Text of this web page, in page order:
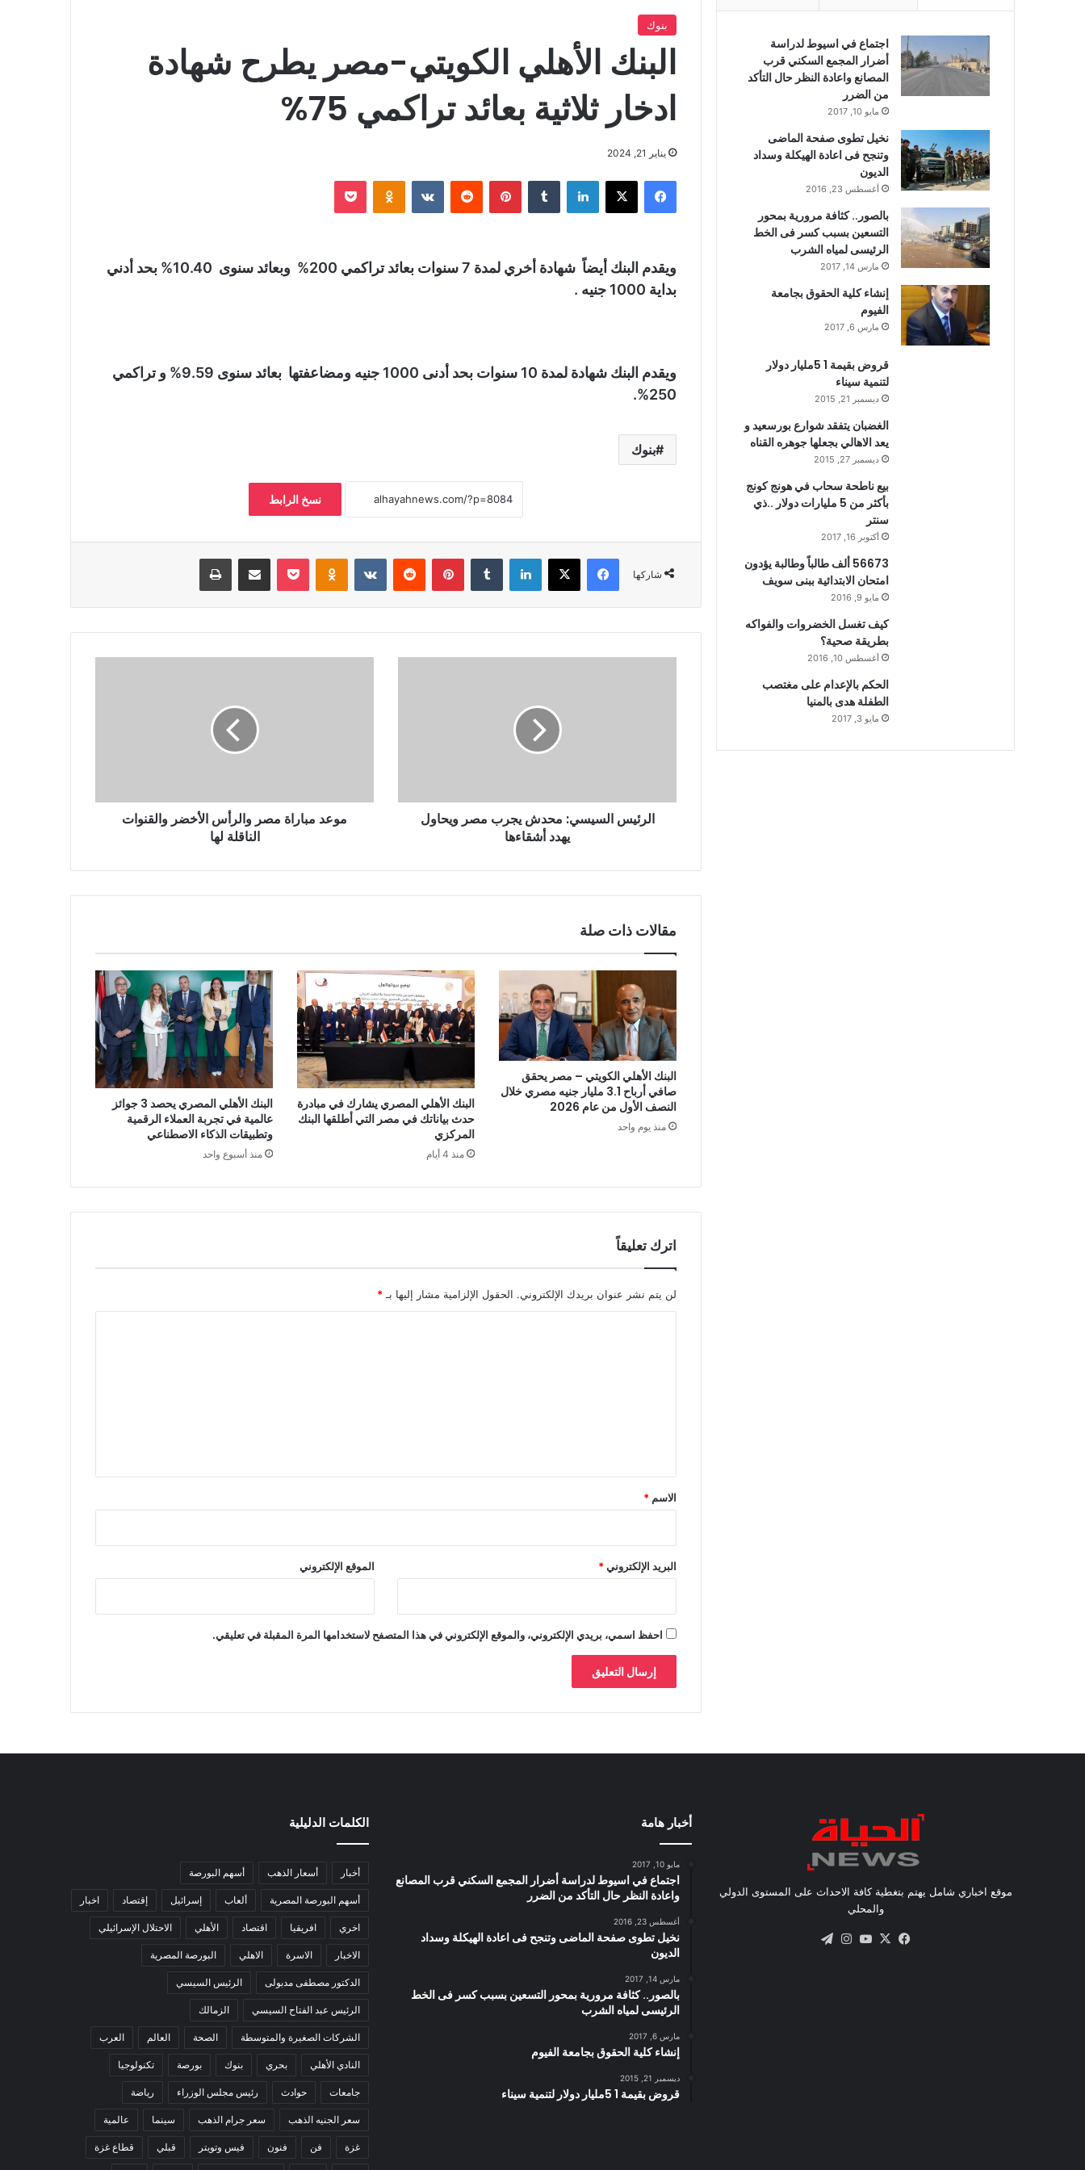
بنوك
البنك الأهلي الكويتي-مصر يطرح شهادة
ادخار ثلاثية بعائد تراكمي 75%
يناير 21, 2024
فيسبوك لينكدإن بينتيريست
ويقدم البنك أيضاً شهادة أخري لمدة 7 سنوات بعائد تراكمي 200% وبعائد سنوى 10.40% بحد أدني
بداية 1000 جنيه .
ويقدم البنك شهادة لمدة 10 سنوات بحد أدنى 1000 جنيه ومضاعفتها بعائد سنوى 9.59% و تراكمي
250%.
بنوك
نسخ الرابط
شاركها
فيسبوك لينكدإن بينتيريست بوكيت
الرئيس السيسي: محدش يجرب مصر ويحاول
يهدد أشقاءها
موعد مباراة مصر والرأس الأخضر والقنوات
الناقلة لها
مقالات ذات صلة
البنك الأهلي الكويتي – مصر يحقق
صافي أرباح 3.1 مليار جنيه مصري خلال
النصف الأول من عام 2026
منذ يوم واحد
البنك الأهلي المصري يشارك في مبادرة
حدث بياناتك في مصر التي أطلقها البنك
المركزي
منذ 4 أيام
البنك الأهلي المصري يحصد 3 جوائز
عالمية في تجربة العملاء الرقمية
وتطبيقات الذكاء الاصطناعي
منذ أسبوع واحد
اترك تعليقاً
لن يتم نشر عنوان بريدك الإلكتروني. الحقول الإلزامية مشار إليها بـ *
*
الاسم *
البريد الإلكتروني* الموقع الإلكتروني
احفظ اسمي، بريدي الإلكتروني، والموقع الإلكتروني في هذا المتصفح لاستخدامها المرة المقبلة في تعليقي.
اجتماع في اسيوط لدراسة
أضرار المجمع السكني قرب
المصانع واعادة النظر حال التأكد
من الضرر
مايو 10, 2017
نخيل تطوى صفحة الماضى
وتنجح فى اعادة الهيكلة وسداد
الديون
أغسطس 23, 2016
بالصور.. كثافة مرورية بمحور
التسعين بسبب كسر فى الخط
الرئيسى لمياه الشرب
مارس 14, 2017
إنشاء كلية الحقوق بجامعة
الفيوم
مارس 6, 2017
قروض بقيمة 1 5مليار دولار
لتنمية سيناء
ديسمبر 21, 2015
الغضبان يتفقد شوارع بورسعيد و
يعد الاهالي بجعلها جوهره القناه
ديسمبر 27, 2015
بيع ناطحة سحاب في هونج كونج
بأكثر من 5 مليارات دولار ..ذي
سنتر
أكتوبر 16, 2017
56673 ألف طالباً وطالبة يؤدون
امتحان الابتدائية ببنى سويف
مايو 9, 2016
كيف تغسل الخضروات والفواكه
بطريقة صحية؟
أغسطس 10, 2016
الحكم بالإعدام على مغتصب
الطفلة هدى بالمنيا
مايو 3, 2017
موقع اخباري شامل يهتم بتغطية كافة الاحداث على المستوى الدولي
والمحلي
فيسبوك
X يوتيوبانستقرام
أخبار هامة
مايو 10, 2017
اجتماع في اسيوط لدراسة أضرار المجمع السكني قرب المصانع
واعادة النظر حال التأكد من الضرر
أغسطس 23, 2016
نخيل تطوى صفحة الماضى وتنجح فى اعادة الهيكلة وسداد
الديون
مارس 14, 2017
بالصور.. كثافة مرورية بمحور التسعين بسبب كسر فى الخط
الرئيسى لمياه الشرب
مارس 6, 2017
إنشاء كلية الحقوق بجامعة الفيوم
ديسمبر 21, 2015
قروض بقيمة 1 5مليار دولار لتنمية سيناء
الكلمات الدليلية
أخبار أسعار الذهب أسهم البورصة
أسهم البورصة المصرية ألعاب إسرائيل إقتصاد اخبار
اخري افريقيا اقتصاد الأهلي الاحتلال الإسرائيلي
الاخبار الاسرة الاهلي البورصة المصرية
الدكتور مصطفى مدبولى الرئيس السيسي
الرئيس عبد الفتاح السيسي الزمالك
الشركات الصغيرة والمتوسطة الصحة العالم العرب
النادي الأهلي بحري بنوك بورصة تكنولوجيا
جامعات حوادث رئيس مجلس الوزراء رياضة
سعر الجنيه الذهب سعر جرام الذهب سينما عالمية
غزة فن فنون فيس وتويتر قبلي قطاع غزة